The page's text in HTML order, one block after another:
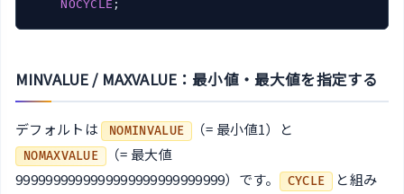
NOCYCLE
MINVALUE / MAXVALUE：最小値・最大値を指定する
デフォルトは NOMINVALUE （= 最小値1）と
NOMAXVALUE
（= 最大値
9999999999999999999999999999）です。
CYCLE
と組み